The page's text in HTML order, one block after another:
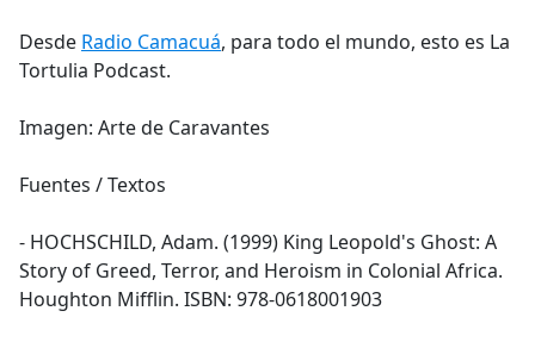
Desde Radio Camacuá, para todo el mundo, esto es La
Tortulia Podcast.
Imagen: Arte de Caravantes
Fuentes / Textos
- HOCHSCHILD, Adam. (1999) King Leopold's Ghost: A
Story of Greed, Terror, and Heroism in Colonial Africa.
Houghton Mifflin. ISBN: 978-0618001903